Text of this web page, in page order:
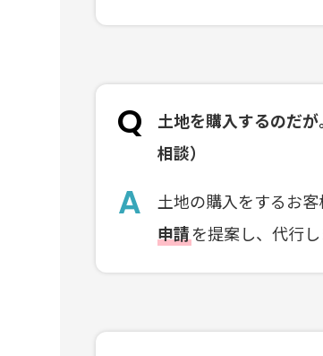
土地を購入するのだ
相談）
土地の購入をするお
申請を提案し、代行